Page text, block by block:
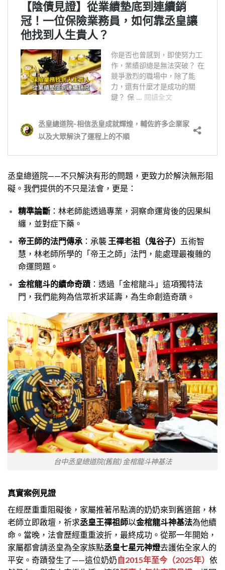
丞皇總道院——不只解決有形的問題，更致力於解決無形阻
礙。我們提供的不只是法會，更是：
精準論斷：林老師能透過專業，洞察命運背後的因果糾
纏，並對症下藥。
帝王師的法門傳承：承襲 王禪老祖（鬼谷子）
五術智
慧，林老師所學的「帝王之師」法門，能處理最複雜的
命運問題。
金棺龍斗的續命奇蹟：透過「金棺龍斗」這項獨特法
門，我們能夠為信眾祈求延壽，為生命創造奇蹟。
台中丞皇總道院(舊館) 金棺龍斗神基法
真實案例見證
在經歷重重阻礙後，家屬推著吊點滴的奶奶來到舊道館，林
老師立即啟壇，祈求丞皇王禪祖師以金棺龍斗神基法為他續
命。當晚，法會歷經重重波折，最終成功。從那一年開始，
家屬都會請丞皇為全家族點丞皇七星元神燈去護佑全家人的
平安。 奇蹟發生了——這位奶奶自2015年至今（2025年） 依